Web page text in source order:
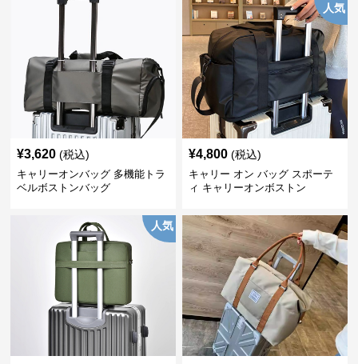
¥3,620 (税込)
キャリーオンバッグ 多機能トラ
ベルボストンバッグ
人気
¥4,800 (税込)
キャリー オン バッグ スポーテ
ィ キャリーオンボストン
人気